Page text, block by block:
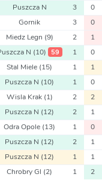
Puszcza N 3 0
Gornik 3 0
Miedz Legn (9) 2 1
N (10) 59 1 0
Stal Miele (15) 1 1
Puszcza N (10) 1 0
Wisla Krak (1) 2 2
Puszcza N (12) 2 1
Odra Opole (13) 1 0
Puszcza N (12) 2 1
Puszcza N (12) 1 1
Chrobry Gl (2) 1 2